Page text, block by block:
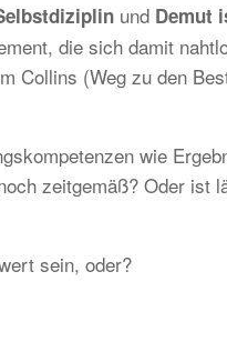
und Demut
die sich damit
Collins (Weg zu den
wie
zeitgemäß? Oder ist
sein, oder?